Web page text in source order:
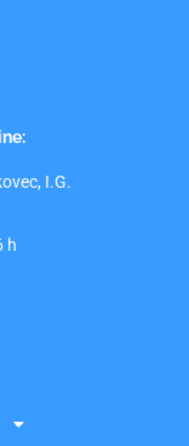
I.G.
h